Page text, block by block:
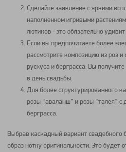
Сделайте заявление с яркими
наполненном игривыми
лютиков - это обязательно
Если вы предпочитаете более
рассмотрите композицию из роз и
рускуса и берграсса. Вы
в день свадьбы.
Для более структурированного
розы “аваланш” и розы “талея” с
берграсса.
Выбрав каскадный вариант свадебного
образ нотку оригинальности. Это